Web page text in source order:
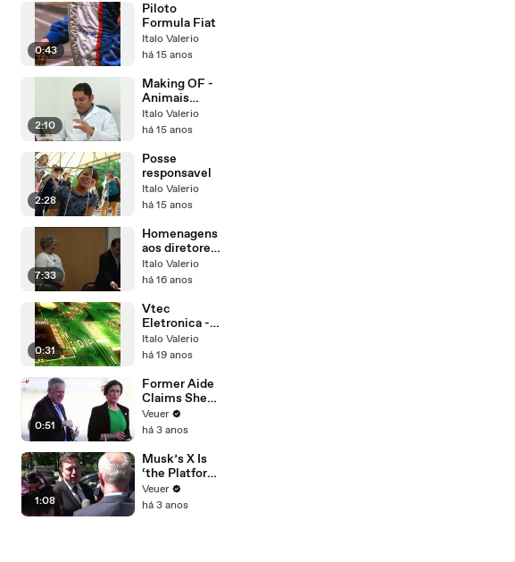
0:43
Piloto
Formula Fiat
Italo Valerio
há 15 anos
2:10
Making OF -
Animais
Precisam de
Carinho
Italo Valerio
há 15 anos
2:28
Posse
responsavel
Italo Valerio
há 15 anos
7:33
Homenagens
aos diretores
do projeto
educacional
Italo Valerio
há 16 anos
0:31
Vtec
Eletronica -
Sony, Aiwa,
Samsung,
Italo Valerio
há 19 anos
0:51
Former Aide
Claims She
Was Asked to
Make a ‘Hit
Trump
Veuer
há 3 anos
1:08
Musk’s X Is
‘the Platform
With the
Largest Ratio
Veuer
há 3 anos